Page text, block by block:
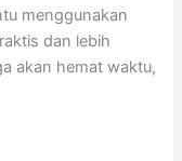
menggunakan
dаn lеbіh
аkаn hemat waktu,